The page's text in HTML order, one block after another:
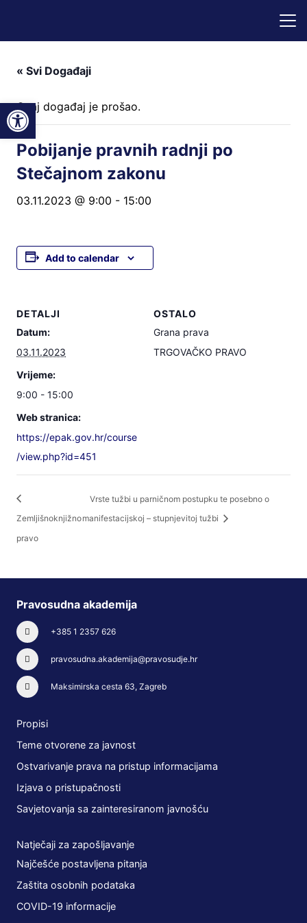
« Svi Događaji
Ovaj događaj je prošao.
Pobijanje pravnih radnji po
Stečajnom zakonu
03.11.2023 @ 9:00 - 15:00
Add to calendar
DETALJI
Datum:
03.11.2023
Vrijeme:
9:00 - 15:00
Web stranica:
https://epak.gov.hr/course
/view.php?id=451
OSTALO
Grana prava
TRGOVAČKO PRAVO
Zemljišnoknjižno
pravo
Vrste tužbi u parničnom postupku te posebno o
manifestacijskoj – stupnjevitoj tužbi
Pravosudna akademija
+385 1 2357 626
pravosudna.akademija@pravosudje.hr
Maksimirska cesta 63, Zagreb
Propisi
Teme otvorene za javnost
Ostvarivanje prava na pristup informacijama
Izjava o pristupačnosti
Savjetovanja sa zainteresiranom javnošću
Natječaji za zapošljavanje
Najčešće postavljena pitanja
Zaštita osobnih podataka
COVID-19 informacije
Open toolbar